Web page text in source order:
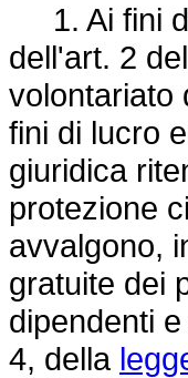
1. Ai fini
dell'art. 2
volontariato
fini di lucro
giuridica
protezione
avvalgono,
gratuite dei
dipendenti
4, della